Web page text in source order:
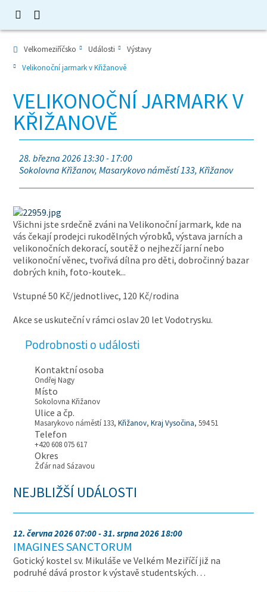
Velkomeziříčsko Události
Výstavy
Velikonoční jarmark v Křižanově
VELIKONOČNÍ JARMARK V
KŘIŽANOVĚ
28. března 2026 13:30 - 17:00
Sokolovna Křižanov, Masarykovo náměstí 133, Křižanov
Všichni jste srdečně zváni na Velikonoční jarmark, kde na
vás čekají prodejci rukodělných výrobků, výstava jarních a
velikonočních dekorací, soutěž o nejhezčí jarní nebo
velikonoční věnec, tvořivá dílna pro děti, dobročinný bazar
dobrých knih, foto-koutek...
Vstupné 50 Kč/jednotlivec, 120 Kč/rodina
Akce se uskuteční v rámci oslav 20 let Vodotrysku.
Podrobnosti o události
Kontaktní osoba
Ondřej Nagy
Místo
Sokolovna Křižanov
Ulice a čp.
Masarykovo náměstí 133,Křižanov,Kraj Vysočina, 594 51
Telefon
+420 608 075 617
Okres
Žďár nad Sázavou
NEJBLIŽŠÍ UDÁLOSTI
12. června 2026 07:00 - 31. srpna 2026 18:00
IMAGINES SANCTORUM
Gotický kostel sv. Mikuláše ve Velkém Meziříčí již na
podruhé dává prostor k výstavě studentských…